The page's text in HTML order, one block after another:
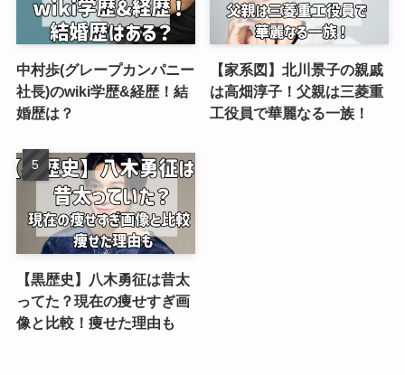
中村歩(グレープカンパニー
社長)のwiki学歴&経歴！結
婚歴は？
【家系図】北川景子の親戚
は高畑淳子！父親は三菱重
工役員で華麗なる一族！
【黒歴史】八木勇征は昔太
ってた？現在の痩せすぎ画
像と比較！痩せた理由も